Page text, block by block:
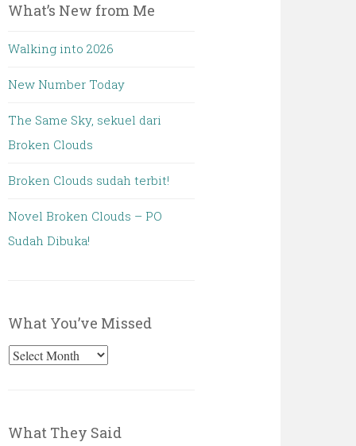
What’s New from Me
Walking into 2026
New Number Today
The Same Sky, sekuel dari
Broken Clouds
Broken Clouds sudah terbit!
Novel Broken Clouds – PO
Sudah Dibuka!
What You’ve Missed
What
What They Said